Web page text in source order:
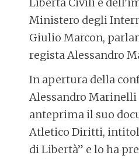
Libertà Civili e
Ministero degli
Giulio Marcon,
regista Alessandro
In apertura della
Alessandro
anteprima il suo
Atletico Diritti,
di Libertà” e lo ha